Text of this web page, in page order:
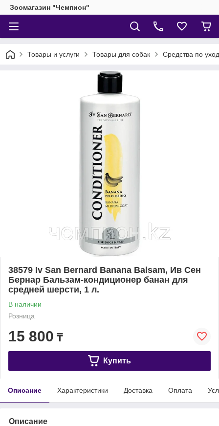
Зоомагазин "Чемпион"
Товары и услуги Товары для собак Средства по
38579 Iv San Bernard Banana Balsam, Ив Сен
Бернар Бальзам-кондиционер банан для
средней шерсти, 1 л.
В наличии
Розница
15 800 ₸
Купить
Описание Характеристики Доставка Оплата
Описание